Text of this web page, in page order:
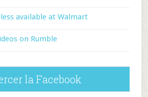
available at Walmart
on Rumble
la Facebook